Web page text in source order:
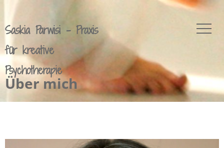
Saskia Parwisi - Praxis
für kreative
Psychotherapie
Über mich